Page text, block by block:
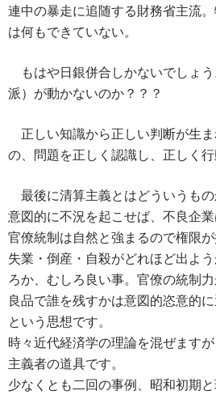
連中の暴走に追随する財務省主流
は何もできていない。
もはや日銀併合しかないでしょ
派）が動かないのか？？？
正しい知識から正しい判断が生
の、問題を正しく認識し、正しく行
最後に清算主義とはどういうもの
意図的に不況を起こせば、不良企
官僚統制は自然と強まるので権限
失業・倒産・自殺がどれほど出よ
ろか、むしろ良い事。官僚の統制
良品で誰を残すかは意図的恣意的に
という思想です。
時々近代経済学の理論を混ぜます
主義者の道具です。
少なくとも二回の事例、昭和初期と